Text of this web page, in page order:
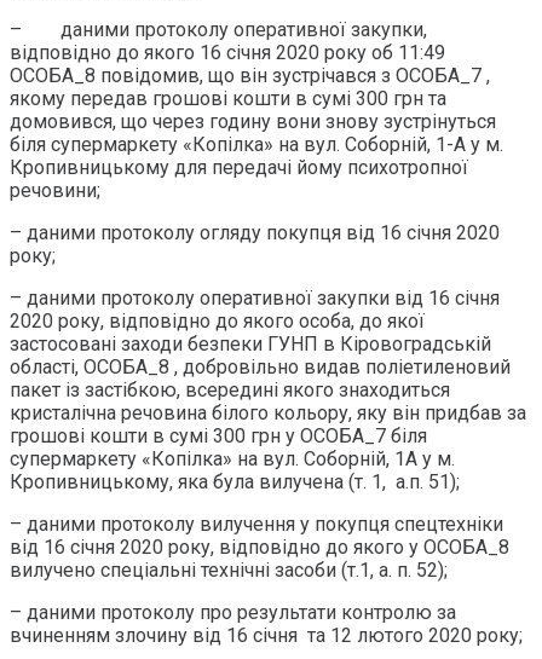
– даними протоколу оперативної закупки,
відповідно до якого 16 січня 2020 року об 11:49
ОСОБА_8 повідомив, що він зустрічався з ОСОБА_7 ,
якому передав грошові кошти в сумі 300 грн та
домовився, що через годину вони знову зустрінуться
біля супермаркету «Копілка» на вул. Соборній, 1-А у м.
Кропивницькому для передачі йому психотропної
речовини;
– даними протоколу огляду покупця від 16 січня 2020
року;
– даними протоколу оперативної закупки від 16 січня
2020 року, відповідно до якого особа, до якої
застосовані заходи безпеки ГУНП в Кіровоградській
області, ОСОБА_8 , добровільно видав поліетиленовий
пакет із застібкою, всередині якого знаходиться
кристалічна речовина білого кольору, яку він придбав за
грошові кошти в сумі 300 грн у ОСОБА_7 біля
супермаркету «Копілка» на вул. Соборній, 1А у м.
Кропивницькому, яка була вилучена (т. 1, а.п. 51);
– даними протоколу вилучення у покупця спецтехніки
від 16 січня 2020 року, відповідно до якого у ОСОБА_8
вилучено спеціальні технічні засоби (т.1, а. п. 52);
– даними протоколу про результати контролю за
вчиненням злочину від 16 січня та 12 лютого 2020 року;